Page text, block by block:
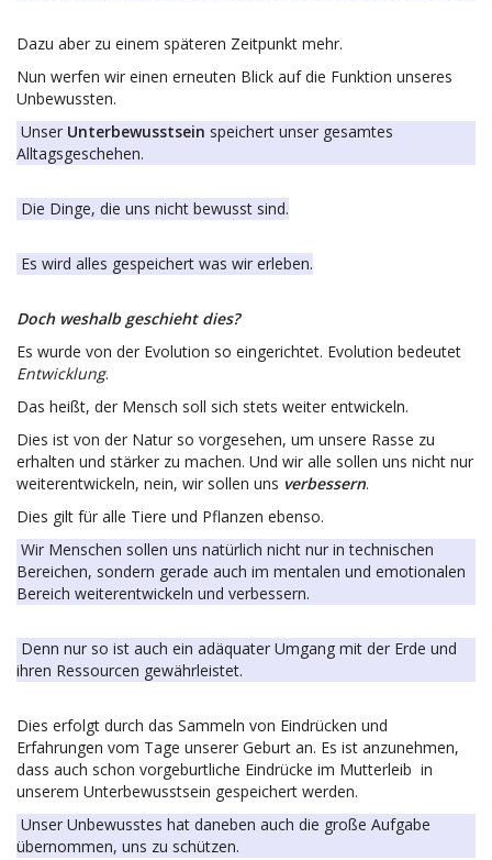
Dazu aber zu einem späteren Zeitpunkt mehr.
Nun werfen wir einen erneuten Blick auf die Funktion unseres
Unbewussten.
Unser Unterbewusstsein speichert unser gesamtes
Alltagsgeschehen.
Die Dinge, die uns nicht bewusst sind.
Es wird alles gespeichert was wir erleben.
Doch weshalb geschieht dies?
Es wurde von der Evolution so eingerichtet. Evolution bedeutet
Entwicklung.
Das heißt, der Mensch soll sich stets weiter entwickeln.
Dies ist von der Natur so vorgesehen, um unsere Rasse zu
erhalten und stärker zu machen. Und wir alle sollen uns nicht nur
weiterentwickeln, nein, wir sollen uns verbessern.
Dies gilt für alle Tiere und Pflanzen ebenso.
Wir Menschen sollen uns natürlich nicht nur in technischen
Bereichen, sondern gerade auch im mentalen und emotionalen
Bereich weiterentwickeln und verbessern.
Denn nur so ist auch ein adäquater Umgang mit der Erde und
ihren Ressourcen gewährleistet.
Dies erfolgt durch das Sammeln von Eindrücken und
Erfahrungen vom Tage unserer Geburt an. Es ist anzunehmen,
dass auch schon vorgeburtliche Eindrücke im Mutterleib in
unserem Unterbewusstsein gespeichert werden.
Unser Unbewusstes hat daneben auch die große Aufgabe
übernommen, uns zu schützen.